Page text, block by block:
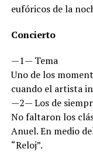
eufóricos de la
Concierto
—1— Tema
Uno de los
cuando el artista
—2— Los de
No faltaron los
Anuel. En medio
“Reloj”.